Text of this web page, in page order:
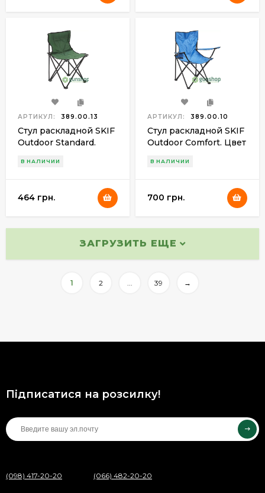
АРТИКУЛ: 389.00.13
Стул раскладной SKIF
Outdoor Standard.
В НАЛИЧИИ
464 грн.
АРТИКУЛ: 389.00.10
Стул раскладной SKIF
Outdoor Comfort. Цвет
В НАЛИЧИИ
700 грн.
ЗАГРУЗИТЬ ЕЩЕ
1 2 39 →
Підписатися на розсилку!
(098) 417-20-20 (066) 482-20-20